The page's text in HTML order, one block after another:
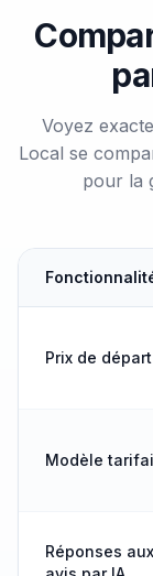
Voyez
Local se
pour la
Prix de départ
Modèle
Réponses aux